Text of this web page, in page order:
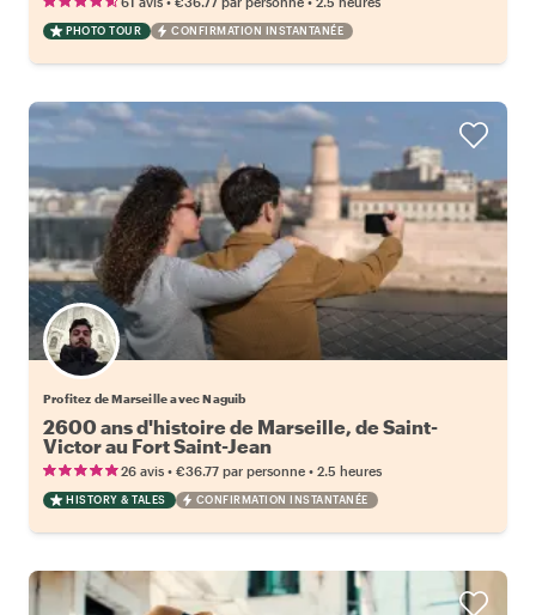
PHOTO TOUR CONFIRMATION INSTANTANÉE
Profitez de Marseille avec Naguib
2600 ans d'histoire de Marseille, de Saint-
Victor au Fort Saint-Jean
26 avis • €36.77 par personne • 2.5 heures
HISTORY & TALES CONFIRMATION INSTANTANÉE